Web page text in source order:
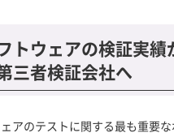
トウェアの検証実績
三者検証会社へ
アのテストに関する最も重要